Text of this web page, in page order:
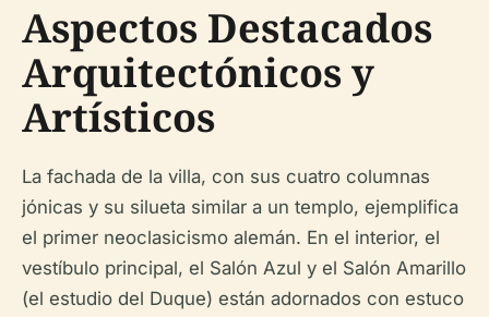
Aspectos Destacados
Arquitectónicos y
Artísticos
La fachada de la villa, con sus cuatro columnas
jónicas y su silueta similar a un templo, ejemplifica
el primer neoclasicismo alemán. En el interior, el
vestíbulo principal, el Salón Azul y el Salón Amarillo
(el estudio del Duque) están adornados con estuco